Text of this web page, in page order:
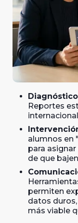
Reportes
alumnos en
para
de que
permiten
datos
más viable